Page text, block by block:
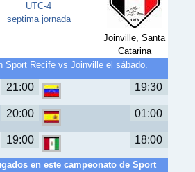
UTC-4
septima jornada
Joinville, Santa
Catarina
Sport Recife vs Joinville el sábado.
21:00 19:30
20:00 01:00
19:00 18:00
en este campeonato de Sport